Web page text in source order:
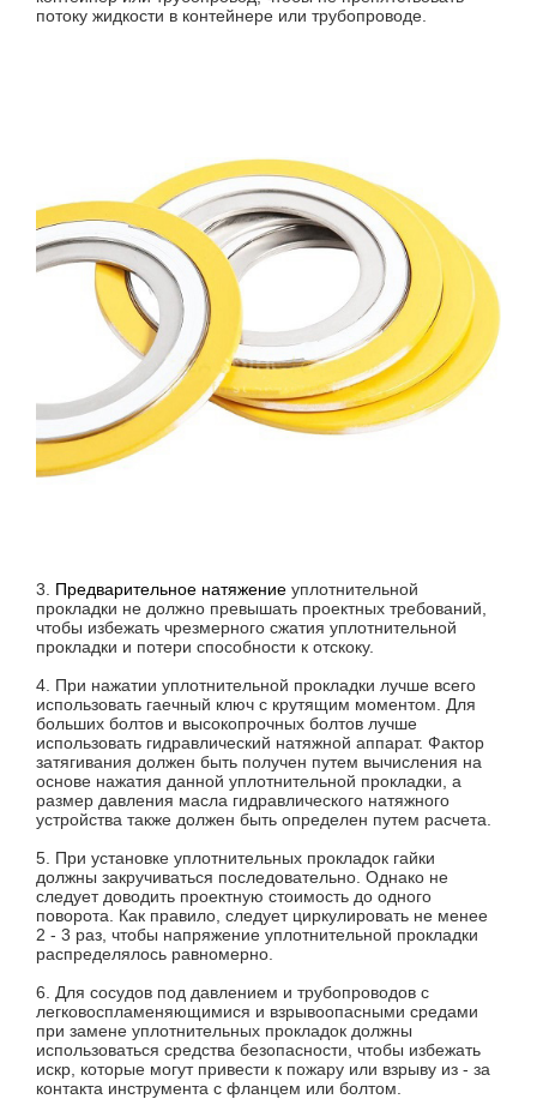
потоку жидкости в контейнере или трубопроводе.
3. Предварительное натяжение уплотнительной
прокладки не должно превышать проектных требований,
чтобы избежать чрезмерного сжатия уплотнительной
прокладки и потери способности к отскоку.
4. При нажатии уплотнительной прокладки лучше всего
использовать гаечный ключ с крутящим моментом. Для
больших болтов и высокопрочных болтов лучше
использовать гидравлический натяжной аппарат. Фактор
затягивания должен быть получен путем вычисления на
основе нажатия данной уплотнительной прокладки, а
размер давления масла гидравлического натяжного
устройства также должен быть определен путем расчета.
5. При установке уплотнительных прокладок гайки
должны закручиваться последовательно. Однако не
следует доводить проектную стоимость до одного
поворота. Как правило, следует циркулировать не менее
2 - 3 раз, чтобы напряжение уплотнительной прокладки
распределялось равномерно.
6. Для сосудов под давлением и трубопроводов с
легковоспламеняющимися и взрывоопасными средами
при замене уплотнительных прокладок должны
использоваться средства безопасности, чтобы избежать
искр, которые могут привести к пожару или взрыву из - за
контакта инструмента с фланцем или болтом.